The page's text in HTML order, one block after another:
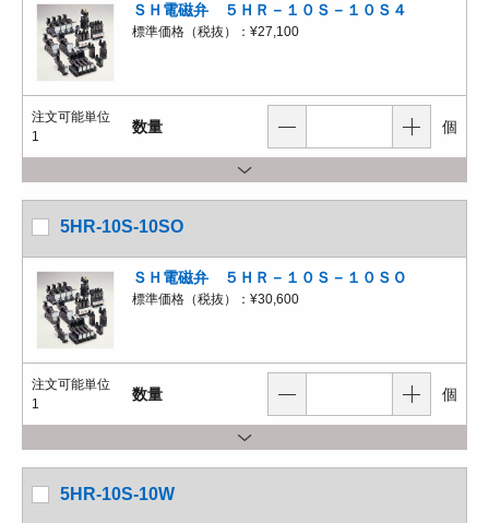
ＳＨ電磁弁 ５ＨＲ－１０Ｓ－１０Ｓ４
標準価格（税抜）： ¥27,100
注文可能単位
1
数量 個
5HR-10S-10SO
ＳＨ電磁弁 ５ＨＲ－１０Ｓ－１０ＳＯ
標準価格（税抜）： ¥30,600
注文可能単位
1
数量 個
5HR-10S-10W